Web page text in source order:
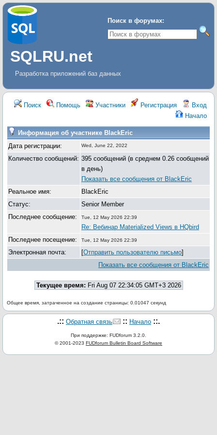
Поиск в форумах:
SQLRU.net
Разработка приложений баз данных
Поиск Помощь Участники Регистрация
Вход
Начало
Информация об участнике BlackEric
Дата регистрации:
Wed, June 22, 2022
Количество сообщений: 395 сообщений (в среднем 0.26 сообщений
в день)
Показать все сообщения от BlackEric
Реальное имя:
BlackEric
Статус:
Senior Member
Последнее сообщение:
Tue, 12 May 2026 22:39
Re: Вебинар Materialized Views в HQbird
Последнее посещение:
Tue, 12 May 2026 22:39
Электронная почта: [Отправить пользователю письмо]
Показать все сообщения от BlackEric
Текущее время: Fri Aug 07 22:34:05 GMT+3 2026
Общее время, затраченное на создание страницы: 0.01047 секунд
.:: Обратная связь :: Начало ::.
При поддержке: FUDforum 3.2.0.
© 2001-2023 FUDforum Bulletin Board Software